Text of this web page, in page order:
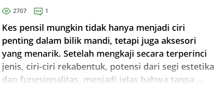
2707 1
Kes pensil mungkin tidak hanya menjadi ciri
penting dalam bilik mandi, tetapi juga aksesori
yang menarik. Setelah mengkaji secara terperinci
jenis, ciri-ciri rekabentuk, potensi dari segi estetika
dan fungsionalitas, menjadi jelas bahwa tanpa ...